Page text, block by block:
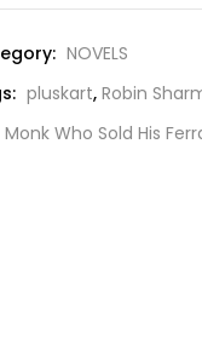
was:
₹199.00.
is:
NOVELS
pluskart, Robin
Monk Who Sold His